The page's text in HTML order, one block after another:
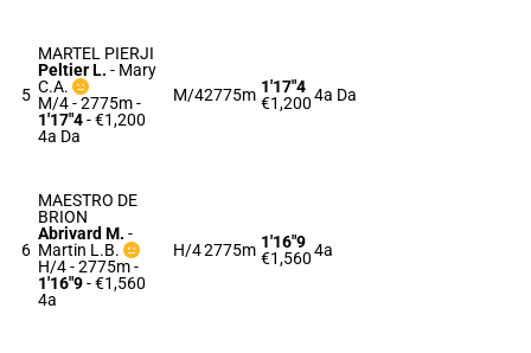
5
MARTEL PIERJI
Peltier L. - Mary
C.A.
M/4 - 2775m-
1'17"4- €1,200
4a Da
M/42775m 1'17"4
€1,2004a Da
6
MAESTRO DE
BRION
Abrivard M. -
Martin L.B.
H/4 - 2775m-
1'16"9- €1,560
4a
H/42775m 1'16"9
€1,5604a